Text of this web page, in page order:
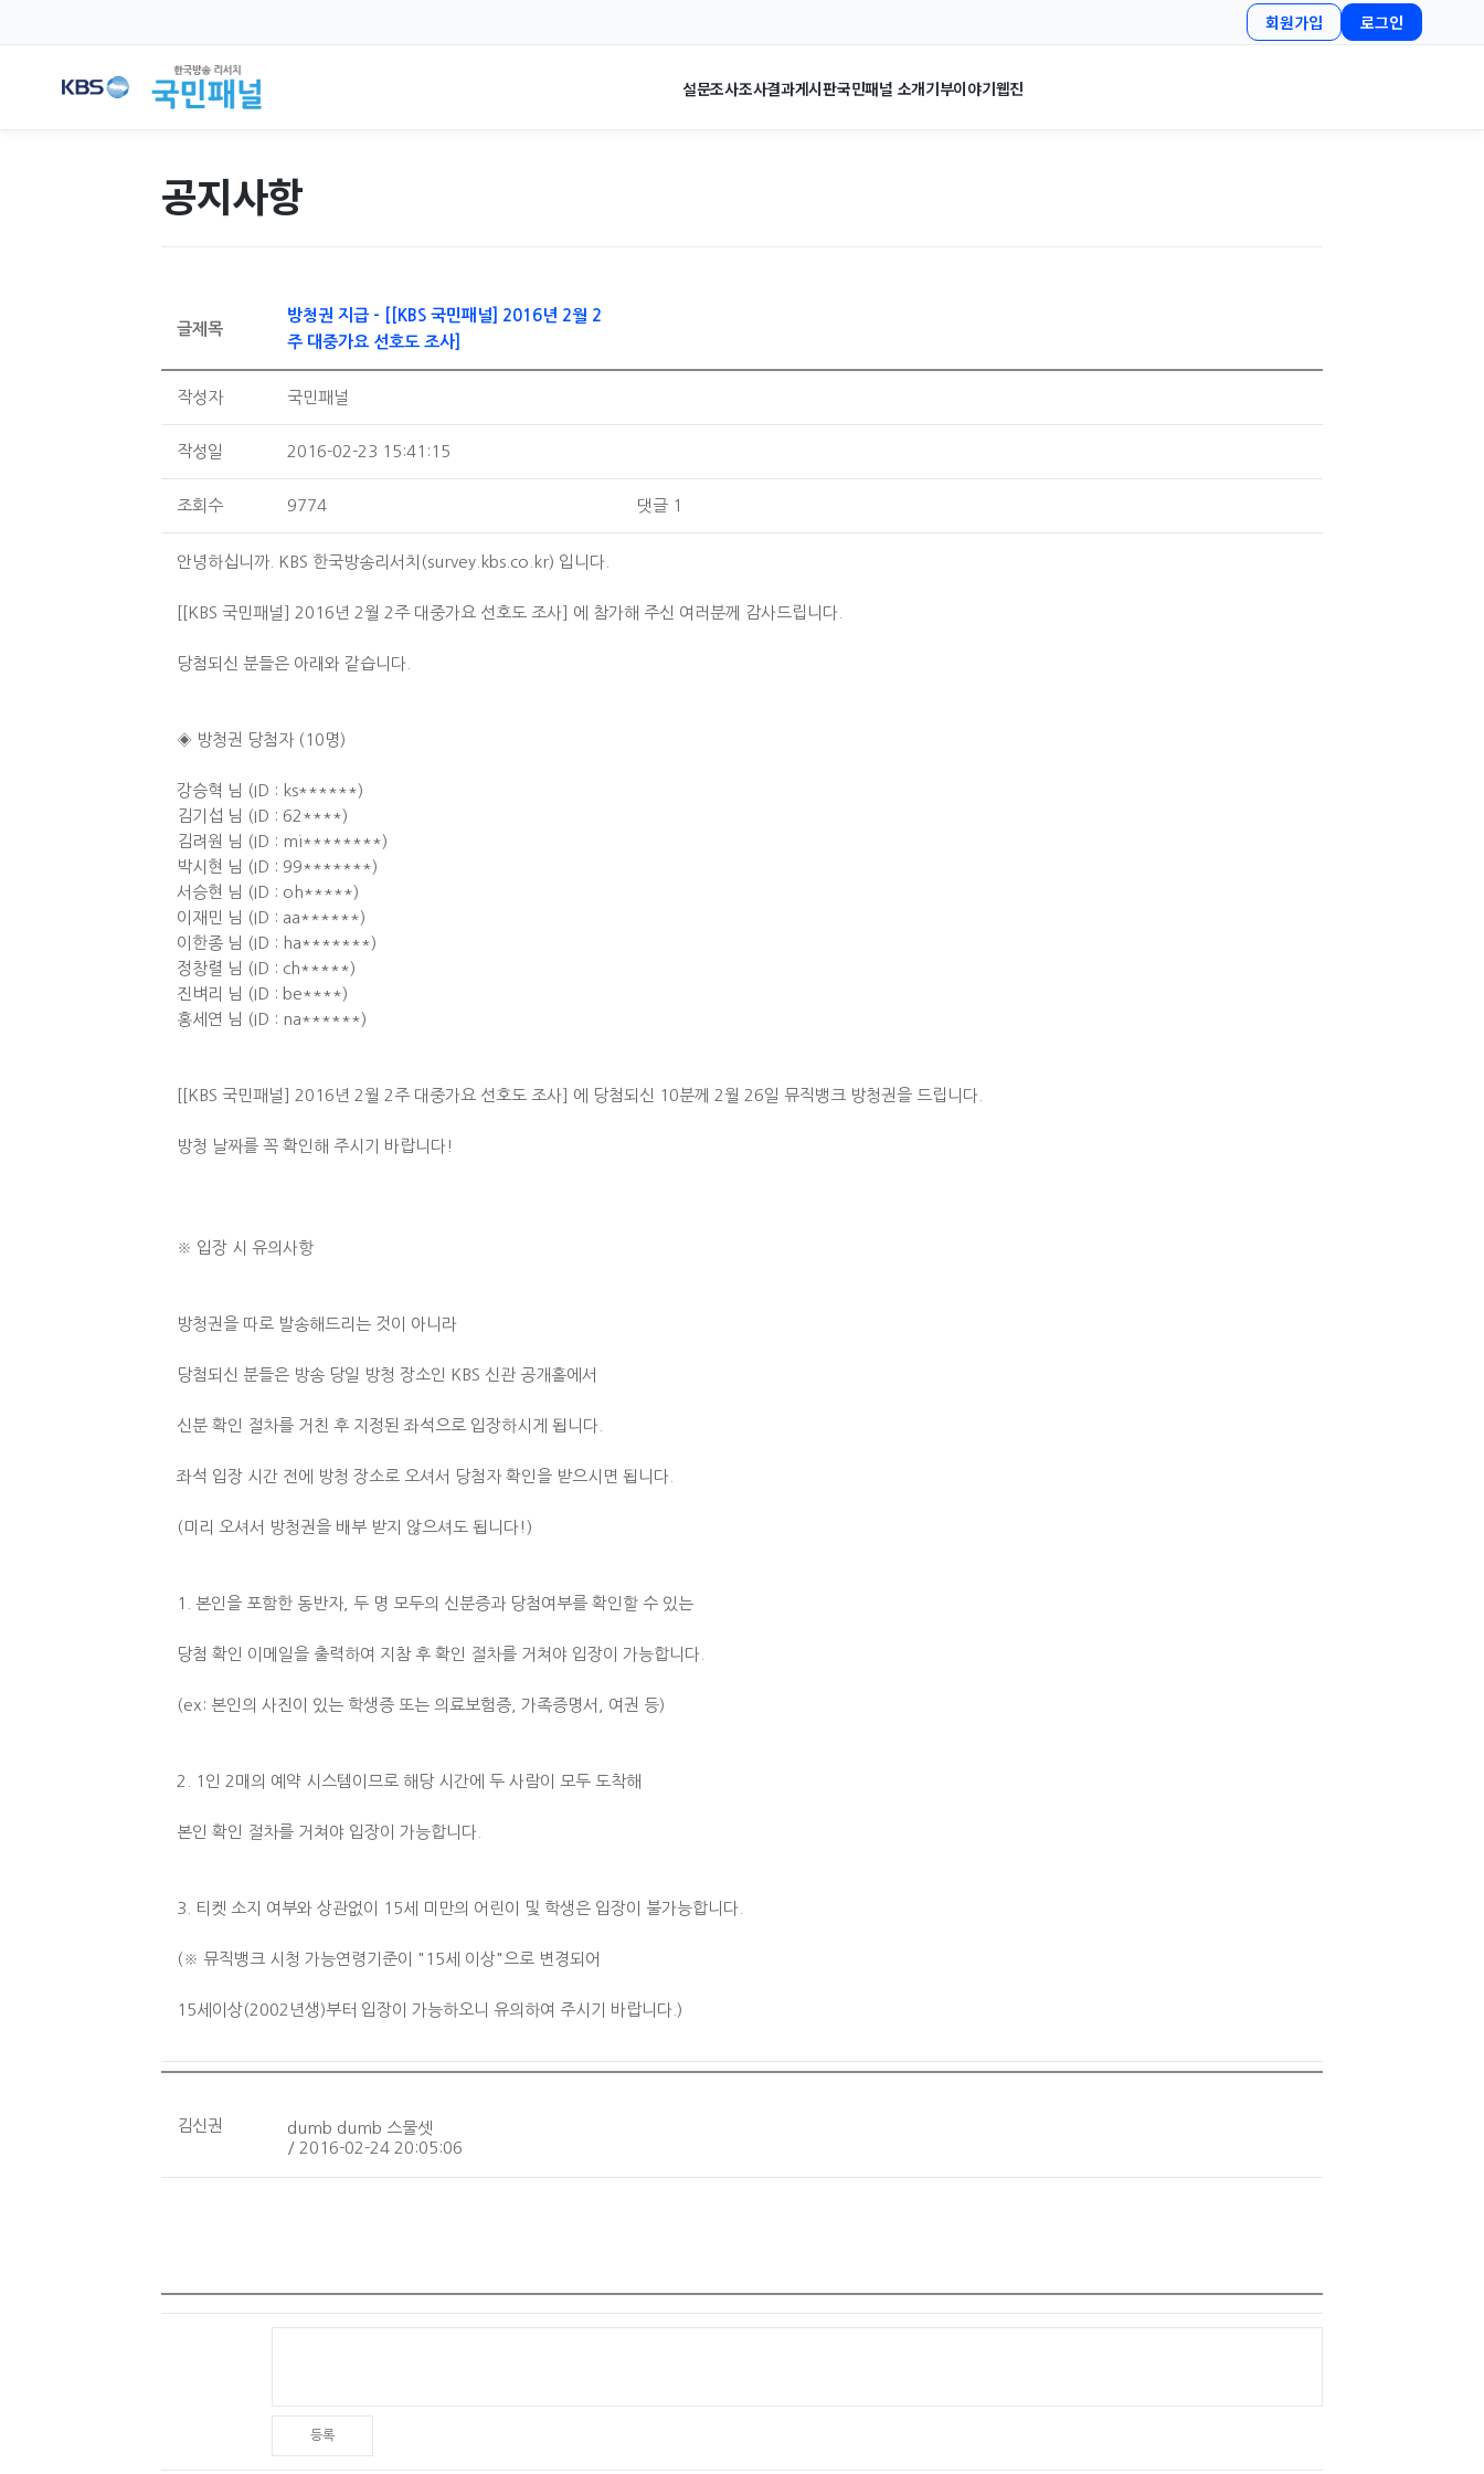
회원가입 로그인
설문조사조사결과게시판국민패널 소개기부이야기웹진
공지사항
글제목
방청권 지급 - [[KBS 국민패널] 2016년 2월 2
주 대중가요 선호도 조사]
작성자 국민패널
작성일 2016-02-23 15:41:15
조회수 9774 댓글 1
안녕하십니까. KBS 한국방송리서치(survey.kbs.co.kr) 입니다.
[[KBS 국민패널] 2016년 2월 2주 대중가요 선호도 조사] 에 참가해 주신 여러분께 감사드립니다.
당첨되신 분들은 아래와 같습니다.
◈ 방청권 당첨자 (10명)
강승혁 님 (ID : ks******)
김기섭 님 (ID : 62****)
김려원 님 (ID : mi********)
박시현 님 (ID : 99*******)
서승현 님 (ID : oh*****)
이재민 님 (ID : aa******)
이한종 님 (ID : ha*******)
정창렬 님 (ID : ch*****)
진벼리 님 (ID : be****)
홍세연 님 (ID : na******)
[[KBS 국민패널] 2016년 2월 2주 대중가요 선호도 조사] 에 당첨되신 10분께 2월 26일 뮤직뱅크 방청권을 드립니다.
방청 날짜를 꼭 확인해 주시기 바랍니다!
※ 입장 시 유의사항
방청권을 따로 발송해드리는 것이 아니라
당첨되신 분들은 방송 당일 방청 장소인 KBS 신관 공개홀에서
신분 확인 절차를 거친 후 지정된 좌석으로 입장하시게 됩니다.
좌석 입장 시간 전에 방청 장소로 오셔서 당첨자 확인을 받으시면 됩니다.
(미리 오셔서 방청권을 배부 받지 않으셔도 됩니다!)
1. 본인을 포함한 동반자, 두 명 모두의 신분증과 당첨여부를 확인할 수 있는
당첨 확인 이메일을 출력하여 지참 후 확인 절차를 거쳐야 입장이 가능합니다.
(ex: 본인의 사진이 있는 학생증 또는 의료보험증, 가족증명서, 여권 등)
2. 1인 2매의 예약 시스템이므로 해당 시간에 두 사람이 모두 도착해
본인 확인 절차를 거쳐야 입장이 가능합니다.
3. 티켓 소지 여부와 상관없이 15세 미만의 어린이 및 학생은 입장이 불가능합니다.
(※ 뮤직뱅크 시청 가능연령기준이 "15세 이상"으로 변경되어
15세이상(2002년생)부터 입장이 가능하오니 유의하여 주시기 바랍니다.)
김신권
dumb dumb 스물셋
/ 2016-02-24 20:05:06
등록